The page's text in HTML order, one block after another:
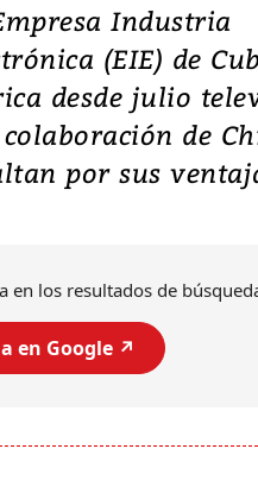
Industria
(EIE) de
desde julio
de
por sus
en los resultados de
en Google ↗️
Video, Japón:
deja heridos y
daños en
al sur de Japón,